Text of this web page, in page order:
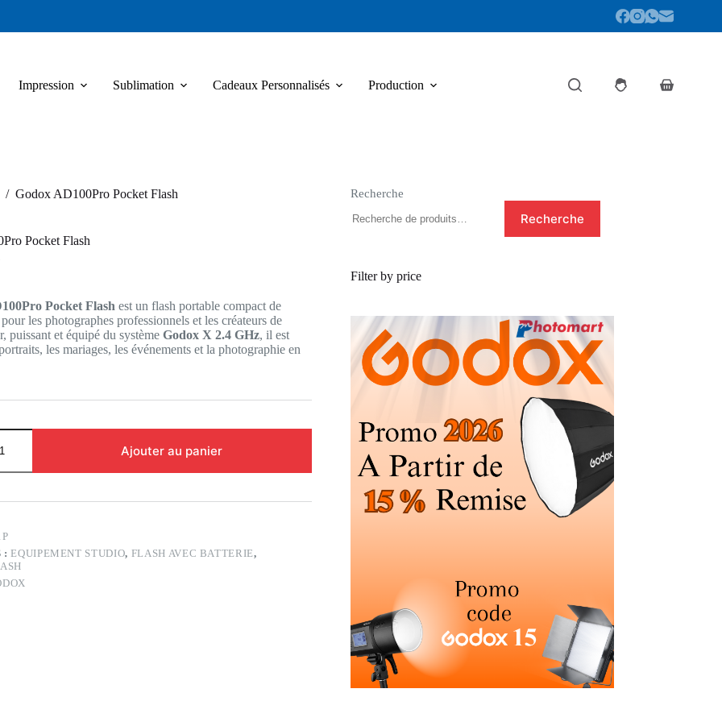
Impression Sublimation Cadeaux Personnalisés Production
Panier
/ Godox AD100Pro Pocket Flash
Pocket Flash
Pocket Flash est un flash portable compact de
les photographes professionnels et les créateurs de
puissant et équipé du système Godox X 2.4 GHz, il est
les mariages, les événements et la photographie en
Ajouter au panier
:EQUIPEMENT STUDIO, FLASH AVEC BATTERIE,
Recherche
Recherche
Filter by price